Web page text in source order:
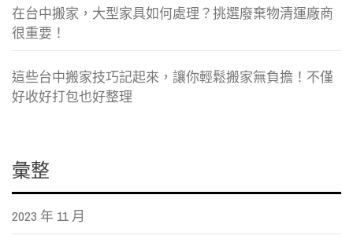
在台中搬家，大型家具如何處理？挑選廢棄物清運廠商
很重要！
這些台中搬家技巧記起來，讓你輕鬆搬家無負擔！不僅
好收好打包也好整理
彙整
2023 年 11 月